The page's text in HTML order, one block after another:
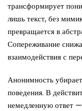
трансформирует
лишь текст, без
превращается в
Сопереживание
взаимодействия с
Анонимность
поведения. В
немедленную ответ